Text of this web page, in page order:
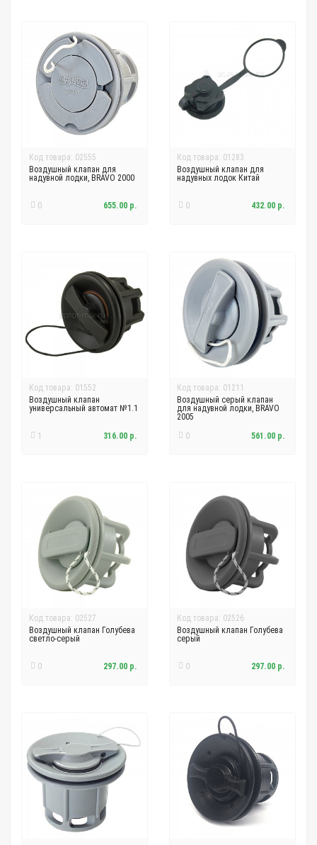
Код товара: 02555
Воздушный клапан для
надувной лодки, BRAVO 2000
0 655.00 р.
Код товара: 01283
Воздушный клапан для
надувных лодок Китай
0 432.00 р.
Код товара: 01552
Воздушный клапан
универсальный автомат №1.1
1 316.00 р.
Код товара: 01211
Воздушный серый клапан
для надувной лодки, BRAVO
2005
0
561.00 р.
Код товара: 02527
Воздушный клапан Голубева
светло-серый
0 297.00 р.
Код товара: 02526
Воздушный клапан Голубева
серый
0 297.00 р.